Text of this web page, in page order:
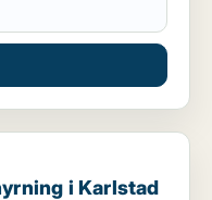
i Karlstad